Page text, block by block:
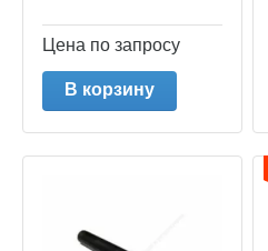
Цена по запросу
В корзину